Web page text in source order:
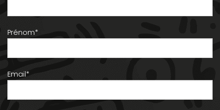
Prénom*
Email*